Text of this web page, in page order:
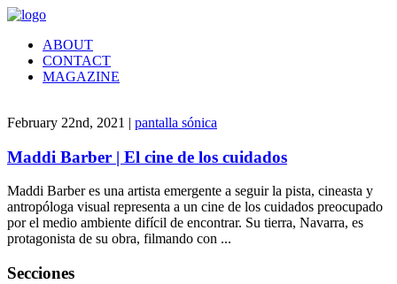
ABOUT
CONTACT
MAGAZINE
February 22nd, 2021 | pantalla sónica
Maddi Barber | El cine de los cuidados
Maddi Barber es una artista emergente a seguir la pista, cineasta y
antropóloga visual representa a un cine de los cuidados preocupado
por el medio ambiente difícil de encontrar. Su tierra, Navarra, es
protagonista de su obra, filmando con ...
Secciones